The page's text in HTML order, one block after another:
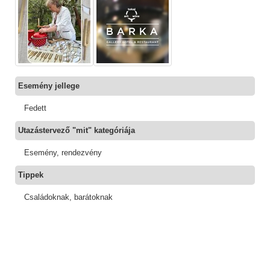
Esemény jellege
Fedett
Utazástervező "mit" kategóriája
Esemény, rendezvény
Tippek
Családoknak, barátoknak